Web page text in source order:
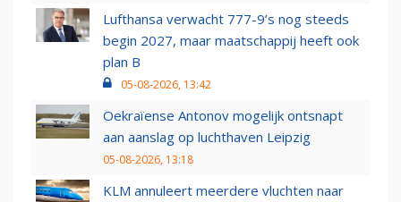
Lufthansa verwacht 777-9’s nog steeds
begin 2027, maar maatschappij heeft ook
plan B
05-08-2026, 13:42
Oekraïense Antonov mogelijk ontsnapt
aan aanslag op luchthaven Leipzig
05-08-2026, 13:18
KLM annuleert meerdere vluchten naar